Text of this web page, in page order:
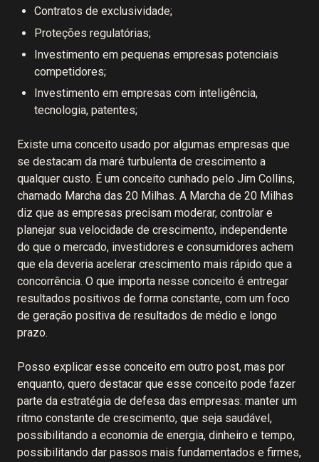
Contratos de exclusividade;
Proteções regulatórias;
Investimento em pequenas empresas potenciais
competidores;
Investimento em empresas com inteligência,
tecnologia, patentes;
Existe uma conceito usado por algumas empresas que
se destacam da maré turbulenta de crescimento a
qualquer custo. É um conceito cunhado pelo Jim Collins,
chamado Marcha das 20 Milhas. A Marcha de 20 Milhas
diz que as empresas precisam moderar, controlar e
planejar sua velocidade de crescimento, independente
do que o mercado, investidores e consumidores achem
que ela deveria acelerar crescimento mais rápido que a
concorrência. O que importa nesse conceito é entregar
resultados positivos de forma constante, com um foco
de geração positiva de resultados de médio e longo
prazo.
Posso explicar esse conceito em outro post, mas por
enquanto, quero destacar que esse conceito pode fazer
parte da estratégia de defesa das empresas: manter um
ritmo constante de crescimento, que seja saudável,
possibilitando a economia de energia, dinheiro e tempo,
possibilitando dar passos mais fundamentados e firmes,